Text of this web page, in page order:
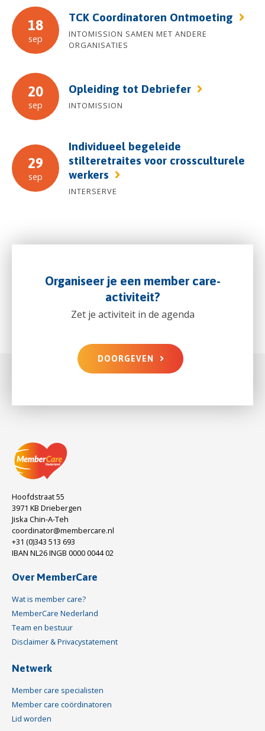
18
sep
TCK Coordinatoren Ontmoeting
INTOMISSION SAMEN MET ANDERE
ORGANISATIES
20
sep
Opleiding tot Debriefer
INTOMISSION
29
sep
Individueel begeleide
stilteretraites voor crossculturele
werkers
INTERSERVE
Organiseer je een member care-
activiteit?
Zet je activiteit in de agenda
DOORGEVEN
Hoofdstraat 55
3971 KB Driebergen
Jiska Chin-A-Teh
coordinator@membercare.nl
+31 (0)343 513 693
IBAN NL26 INGB 0000 0044 02
Over MemberCare
Wat is member care?
MemberCare Nederland
Team en bestuur
Disclaimer & Privacystatement
Netwerk
Member care specialisten
Member care coördinatoren
Lid worden